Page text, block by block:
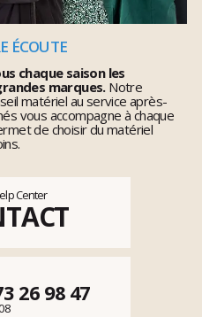
ÉCOUTE
chaque saison les
marques.Notre
matériel au service après-
vous accompagne à chaque
de choisir du matériel
Center
26 98 47